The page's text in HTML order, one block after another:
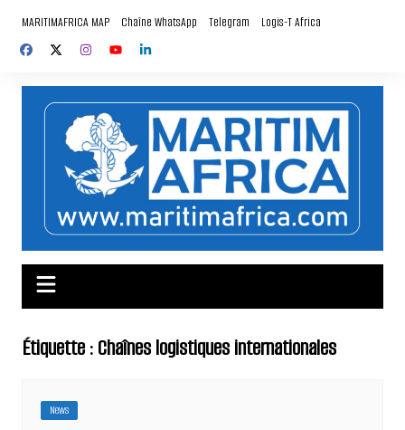
contenu
MARITIMAFRICA MAP Chaîne WhatsApp Telegram Logis-T Africa
Étiquette :Chaînes logistiques internationales
News